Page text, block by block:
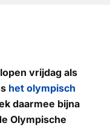
vrijdag als
het olympisch
daarmee bijna
Olympische